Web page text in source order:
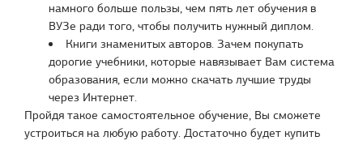
намного больше пользы, чем пять лет обучения в
ВУЗе ради того, чтобы получить нужный диплом.
Книги знаменитых авторов. Зачем покупать
дорогие учебники, которые навязывает Вам система
образования, если можно скачать лучшие труды
через Интернет.
Пройдя такое самостоятельное обучение, Вы сможете
устроиться на любую работу. Достаточно будет купить